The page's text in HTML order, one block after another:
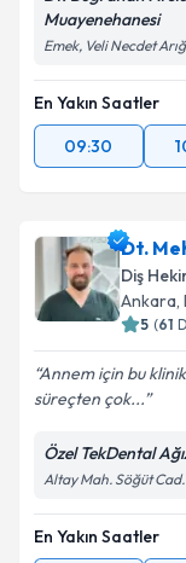
Muayenehanesi
Emek, Veli Necdet
En Yakın Saatler
09:30
Dt.
Diş
Ankara,
5 (61
Annem için bu
süreçten çok...
Özel TekDental
Altay Mah. Söğüt
En Yakın Saatler